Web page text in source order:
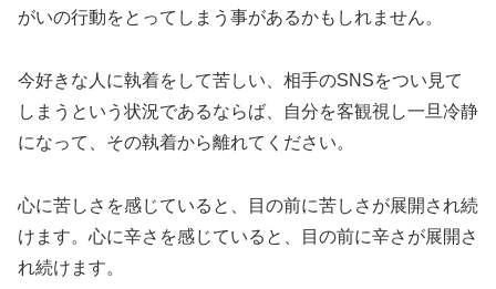
がいの行動をとってしまう事があるかもしれません。
今好きな人に執着をして苦しい、相手のSNSをつい見て
しまうという状況であるならば、自分を客観視し一旦冷静
になって、その執着から離れてください。
心に苦しさを感じていると、目の前に苦しさが展開され続
けます。心に辛さを感じていると、目の前に辛さが展開さ
れ続けます。